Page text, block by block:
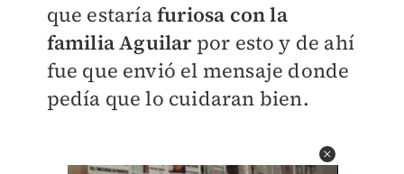
que estaríafuriosa con la
familia Aguilarpor esto y de ahí
fue que envió el mensaje donde
pedía que lo cuidaran bien.